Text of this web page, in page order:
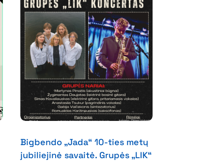
Bigbendo „Jada“ 10-ties metų
jubiliejinė savaitė. Grupės „LIK“